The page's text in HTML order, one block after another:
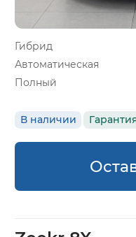
Гибрид
Автоматическая
Полный
В наличии